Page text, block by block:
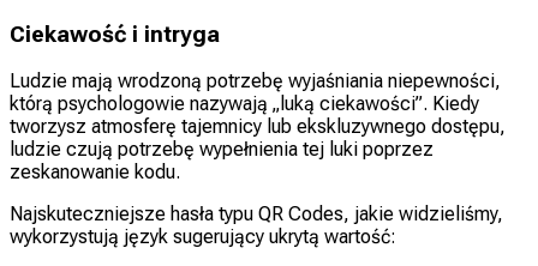
Ciekawość i intryga
Ludzie mają wrodzoną potrzebę wyjaśniania niepewności,
którą psychologowie nazywają „luką ciekawości”. Kiedy
tworzysz atmosferę tajemnicy lub ekskluzywnego dostępu,
ludzie czują potrzebę wypełnienia tej luki poprzez
zeskanowanie kodu.
Najskuteczniejsze hasła typu QR Codes, jakie widzieliśmy,
wykorzystują język sugerujący ukrytą wartość: